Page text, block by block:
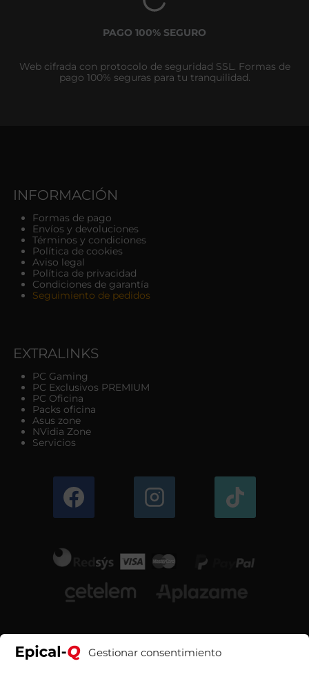
Gestionar consentimiento
PAGO 100% SEGURO
Web cifrada con protocolo de seguridad SSL. Formas de
pago 100% seguras para tu tranquilidad.
INFORMACIÓN
Formas de pago
Envíos y devoluciones
Términos y condiciones
Política de cookies
Aviso legal
Política de privacidad
Condiciones de garantía
Seguimiento de pedidos
EXTRALINKS
PC Gaming
PC Exclusivos PREMIUM
PC Oficina
Packs oficina
Asus zone
NVidia Zone
Servicios